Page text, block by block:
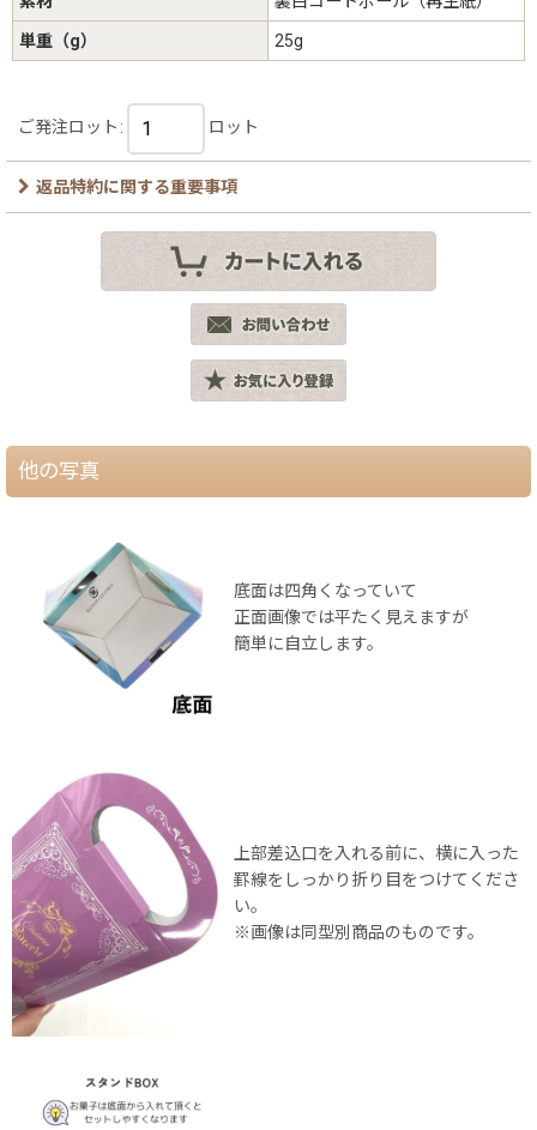
単重（g） 25g
ご発注ロット : ロット
返品特約に関する重要事項
他の写真
底面は四角くなっていて
正面画像では平たく見えますが
簡単に自立します。
上部差込口を入れる前に、横に入った
罫線をしっかり折り目をつけてくださ
い。
※画像は同型別商品のものです。